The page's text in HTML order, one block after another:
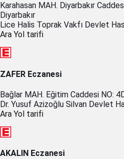
Karahasan MAH. Diyarbakır
Diyarbakır
Lice Halis Toprak Vakfı Devlet
Ara Yol tarifi
ZAFER Eczanesi
Bağlar MAH. Eğitim Caddesi NO:
Dr. Yusuf Azizoğlu Silvan Devlet
Ara Yol tarifi
AKALIN Eczanesi